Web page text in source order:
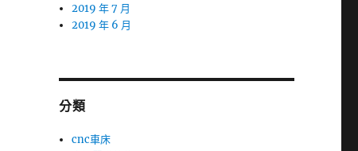
2019 年 7 月
2019 年 6 月
分類
cnc車床